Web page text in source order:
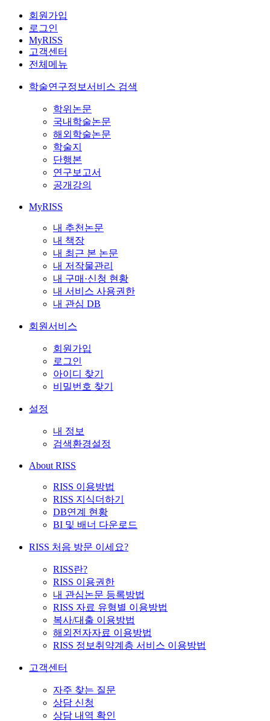
회원가입
로그인
MyRISS
고객센터
전체메뉴
학술연구정보서비스 검색
학위논문
국내학술논문
해외학술논문
학술지
단행본
연구보고서
공개강의
MyRISS
내 추천논문
내 책장
내 최근 본 논문
내 저작물관리
내 구매·신청 현황
내 서비스 사용권한
내 관심 DB
회원서비스
회원가입
로그인
아이디 찾기
비밀번호 찾기
설정
내 정보
검색환경설정
About RISS
RISS 이용방법
RISS 지식더하기
DB연계 현황
BI 및 배너 다운로드
RISS 처음 방문 이세요?
RISS란?
RISS 이용권한
내 관심논문 등록방법
RISS 자료 유형별 이용방법
복사/대출 이용방법
해외전자자료 이용방법
RISS 정보취약계층 서비스 이용방법
고객센터
자주 찾는 질문
상담 신청
상담 내역 확인